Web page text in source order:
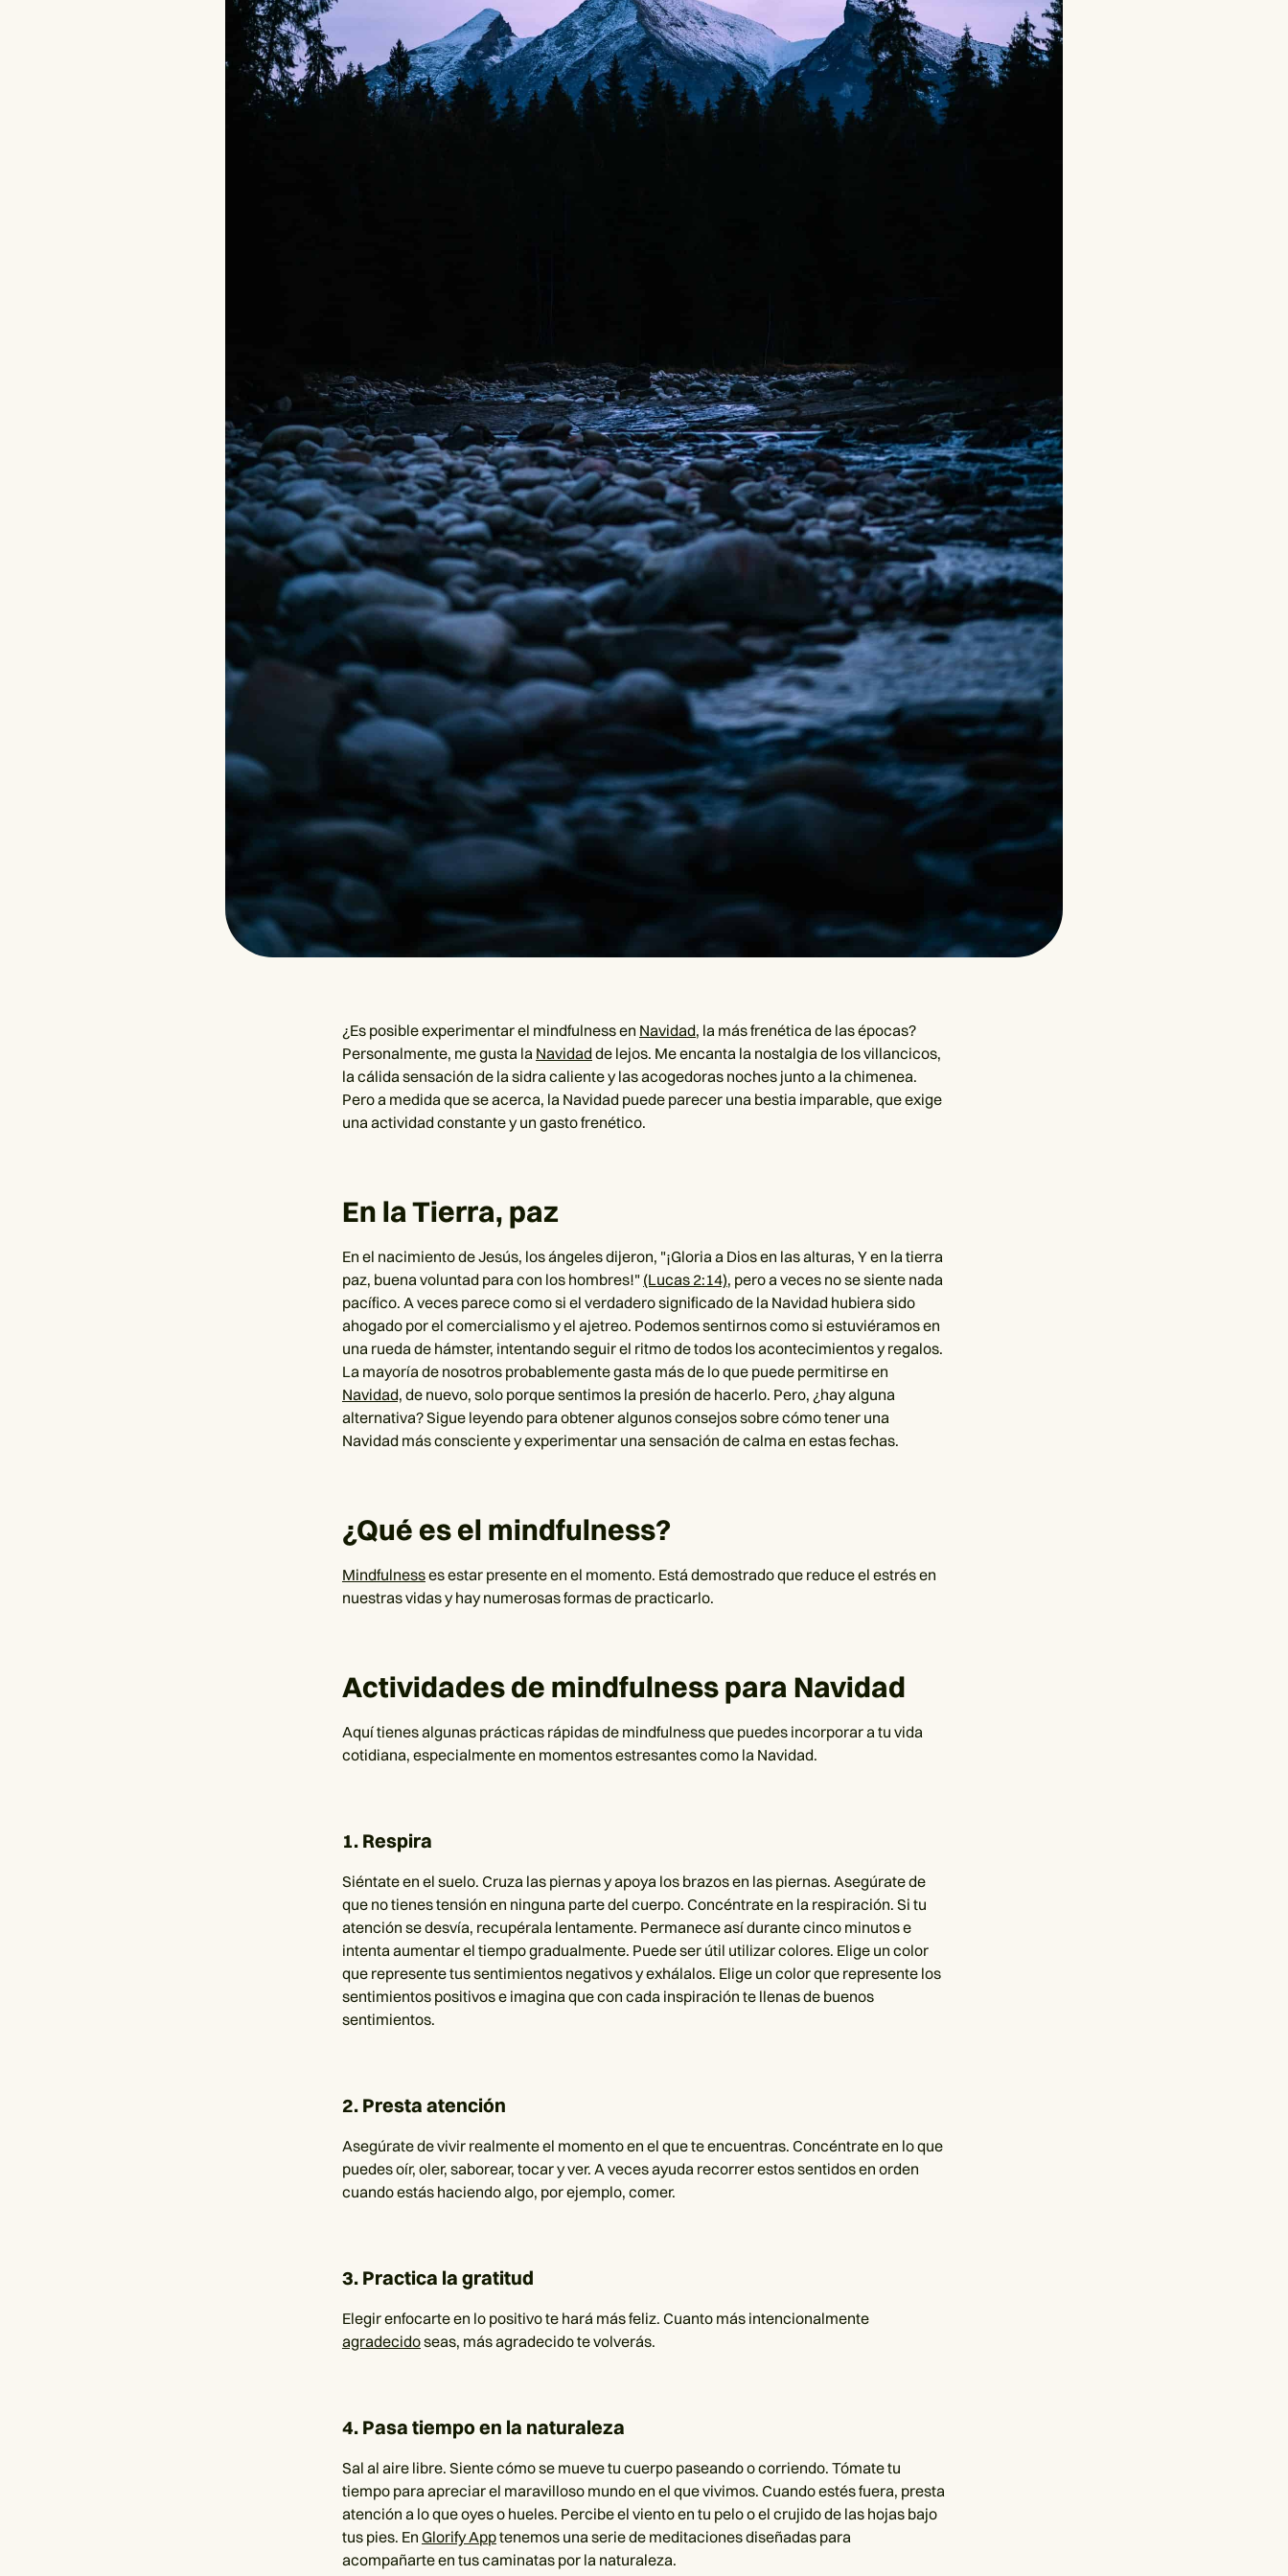
¿Es posible experimentar el mindfulness en Navidad, la más frenética de las épocas?
Personalmente, me gusta la Navidad de lejos. Me encanta la nostalgia de los villancicos,
la cálida sensación de la sidra caliente y las acogedoras noches junto a la chimenea.
Pero a medida que se acerca, la Navidad puede parecer una bestia imparable, que exige
una actividad constante y un gasto frenético.
En la Tierra, paz
En el nacimiento de Jesús, los ángeles dijeron, "¡Gloria a Dios en las alturas, Y en la tierra
paz, buena voluntad para con los hombres!" (Lucas 2:14), pero a veces no se siente nada
pacífico. A veces parece como si el verdadero significado de la Navidad hubiera sido
ahogado por el comercialismo y el ajetreo. Podemos sentirnos como si estuviéramos en
una rueda de hámster, intentando seguir el ritmo de todos los acontecimientos y regalos.
La mayoría de nosotros probablemente gasta más de lo que puede permitirse en
Navidad, de nuevo, solo porque sentimos la presión de hacerlo. Pero, ¿hay alguna
alternativa? Sigue leyendo para obtener algunos consejos sobre cómo tener una
Navidad más consciente y experimentar una sensación de calma en estas fechas.
¿Qué es el mindfulness?
Mindfulnesses estar presente en el momento. Está demostrado que reduce el estrés en
nuestras vidas y hay numerosas formas de practicarlo.
Actividades de mindfulness para Navidad
Aquí tienes algunas prácticas rápidas de mindfulness que puedes incorporar a tu vida
cotidiana, especialmente en momentos estresantes como la Navidad.
1. Respira
Siéntate en el suelo. Cruza las piernas y apoya los brazos en las piernas. Asegúrate de
que no tienes tensión en ninguna parte del cuerpo. Concéntrate en la respiración. Si tu
atención se desvía, recupérala lentamente. Permanece así durante cinco minutos e
intenta aumentar el tiempo gradualmente. Puede ser útil utilizar colores. Elige un color
que represente tus sentimientos negativos y exhálalos. Elige un color que represente los
sentimientos positivos e imagina que con cada inspiración te llenas de buenos
sentimientos.
2. Presta atención
Asegúrate de vivir realmente el momento en el que te encuentras. Concéntrate en lo que
puedes oír, oler, saborear, tocar y ver. A veces ayuda recorrer estos sentidos en orden
cuando estás haciendo algo, por ejemplo, comer.
3. Practica la gratitud
Elegir enfocarte en lo positivo te hará más feliz. Cuanto más intencionalmente
agradecidoseas, más agradecido te volverás.
4. Pasa tiempo en la naturaleza
Sal al aire libre. Siente cómo se mueve tu cuerpo paseando o corriendo. Tómate tu
tiempo para apreciar el maravilloso mundo en el que vivimos. Cuando estés fuera, presta
atención a lo que oyes o hueles. Percibe el viento en tu pelo o el crujido de las hojas bajo
tus pies. En Glorify Apptenemos una serie de meditaciones diseñadas para
acompañarte en tus caminatas por la naturaleza.